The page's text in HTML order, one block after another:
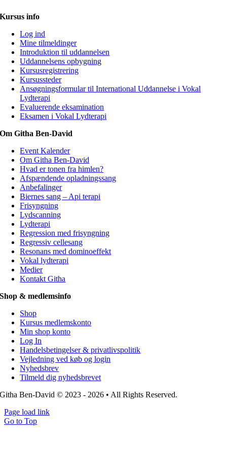
Kursus info
Log ind
Mine tilmeldinger
Introduktion til uddannelsen
Uddannelsens opbygning
Kursusregistrering
Kursussteder
Ansøgningsformular til International Uddannelse i Vokal
Lydterapi
Evaluerende eksamination
Eksamen i Vokal Lydterapi
Om Githa Ben-David
Event Kalender
Om Githa Ben-David
Hvad er tonen fra himlen?
Afspændende opladningssang
Anbefalinger
Biernes sang – Api terapi
Frisyngning
Lydscanning
Lydterapi
Regression med frisyngning
Regressiv cellesang
Resonans med dominoeffekt
Vokal lydterapi
Medier
Kontakt Githa
Shop & medlemsinfo
Shop
Kursus medlemskonto
Min shop konto
Log In
Handelsbetingelser & privatlivspolitik
Vejledning ved køb og login
Nyhedsbrev
Tilmeld dig nyhedsbrevet
Githa Ben-David © 2023 - 2026 • All Rights Reserved.
Page load link
Go to Top